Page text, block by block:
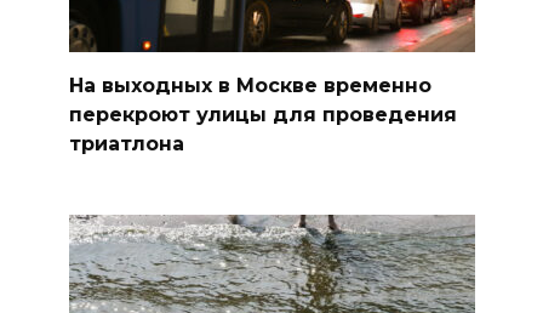
На выходных в Москве временно
перекроют улицы для проведения
триатлона